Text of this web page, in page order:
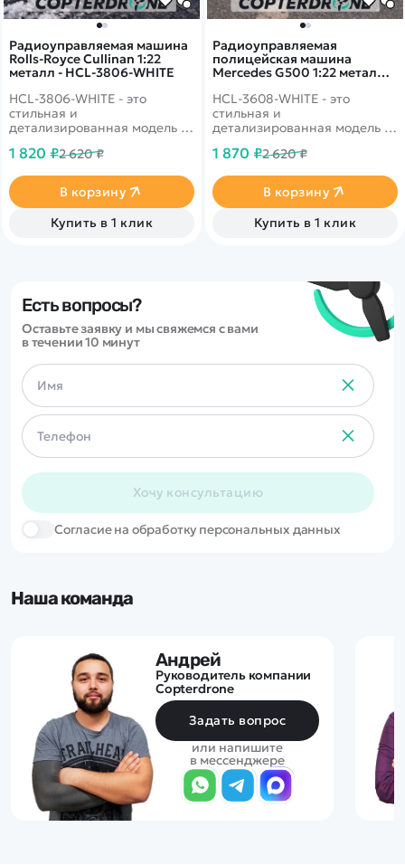
Радиоуправляемая машина
Rolls-Royce Cullinan 1:22
металл - HCL-3806-WHITE
HCL-3806-WHITE - это
стильная и
детализированная модель с
светодиодной подсветкой
парогенератором с
подсветкой.
Открывающиеся двери,
капот и багажник делают
1 820 ₽2 620 ₽
В корзину
Купить в 1 клик
Радиоуправляемая
полицейская машина
Mercedes G500 1:22 металл -
HCL-3608-WHITE - это
стильная и
детализированная модель с
светодиодной подсветкой
парогенератором с
подсветкой.
Открывающиеся двери,
капот и багажник делают
1 870 ₽2 620 ₽
В корзину
Купить в 1 клик
Есть вопросы?
Оставьте заявку и мы свяжемся с вами
в течении 10 минут
Хочу консультацию
Cогласие на обработку персональных данных
Наша команда
Андрей
Руководитель компании
Copterdrone
Задать вопрос
или напишите
в мессенджере